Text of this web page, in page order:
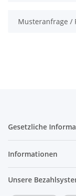
Musteranfrage /
Gesetzliche
Informationen
Unsere